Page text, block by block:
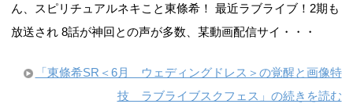
ん、スピリチュアルネキこと東條希！ 最近ラブライブ！2期も
放送され 8話が神回との声が多数、某動画配信サイ・・・
「東條希SR＜6月 ウェディングドレス＞の覚醒と画像特
技 ラブライブスクフェス」の続きを読む